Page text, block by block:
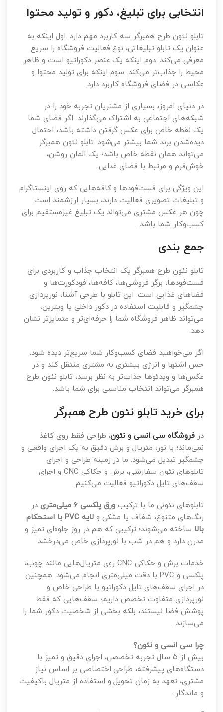
انتخابی برای تبلیغ، دکور و تولید محتوا
تابلو نئون طرح همبرگر سه کاربرد مهم دارد. اول اینکه به
عنوان یک تابلو تبلیغاتی، نوع فعالیت فروشگاه را سریع
معرفی می‌کند. دوم اینکه یک عنصر دکوراتیو است و ظاهر
محیط را جذاب‌تر می‌کند. سوم اینکه برای تولید محتوا و
عکاسی در فضای فروشگاه کاربرد دارد.
در دنیای امروز، بسیاری از مشتریان تجربه خود را در
شبکه‌های اجتماعی به اشتراک می‌گذارند. اگر فضای شما
یک نقطه خاص برای عکس گرفتن داشته باشد، احتمال
دیده‌شدن برند شما بیشتر می‌شود. تابلو نئون همبرگر
می‌تواند همان نقطه خاص باشد؛ یک المان روشن،
خوش‌فرم و مرتبط با فضای غذایی.
این ویژگی برای فست‌فودها و کافه‌هایی که روی اینستاگرام
و تبلیغات تصویری فعالیت دارند، بسیار ارزشمند است.
چون هر عکس مشتری می‌تواند یک تبلیغ غیرمستقیم برای
کسب‌وکار شما باشد.
جمع بندی
تابلو نئون طرح همبرگر یک انتخاب جذاب و کاربردی برای
فست‌فودها، برگر فروشی‌ها، کافه‌ها، فودکورت‌ها و
فضاهای غذایی است. این تابلو با طرحی آشنا، نورپردازی
چشمگیر و قابلیت استفاده در دکور داخلی یا ویترین،
می‌تواند ظاهر فروشگاه شما را حرفه‌ای‌تر و متمایزتر نشان
دهد.
اگر می‌خواهید فضای کسب‌وکار شما سریع‌تر دیده شود،
حس اشتها و انرژی بیشتری به مشتری منتقل کند و در
عکس‌ها و ویدئوها جذاب‌تر به نظر برسد، تابلو نئون طرح
همبرگر می‌تواند انتخاب مناسبی برای شما باشد.
برای خرید تابلو نئون طرح همبرگر
در فروشگاه سی انسی و نئون، طراحی فقط روی کاغذ
نمی‌ماند؛ با نور، متریال و برش دقیق به یک اجرای واقعی و
چشمگیر تبدیل می‌شود. ما در زمینه طراحی و اجرای
تابلوهای نئون سفارشی، برش و حکاکی CNC و اجرای
سقف‌های تایل دکوراتیو فعالیت می‌کنیم.
تابلوهای نئونی ما با ترکیب ورق پلکسی ۶ میلی‌متری
در
رنگ‌های متنوع، شفاف یا مشکی و
لایه PVC با استحکام
بالا ساخته می‌شوند؛ ترکیبی که هم در روز جلوه‌ای تمیز و
مدرن دارد و هم در شب با نورپردازی خاص می‌درخشد.
خدمات برش و حکاکی CNC روی متریال‌هایی مانند چوب،
پلکسی و PVC با دقت میلی‌متری انجام می‌شود. همچنین
در اجرای سقف‌های تایل دکوراتیو با طراحی خاص و
نورپردازی متفاوت تخصص داریم؛ سقف‌هایی که فقط
پوشش فضا نیستند، بلکه بخشی از شخصیت دکور شما را
می‌سازند.
چرا سی‌ انسی و نئون؟
بیش از ۵ سال تجربه تخصصی، اجرای دقیق و تمیز با
دستگاه‌های پیشرفته، طراحی اختصاصی بر اساس نیاز
مشتری، تعهد به زمان تحویل و استفاده از متریال باکیفیت
و ماندگار.